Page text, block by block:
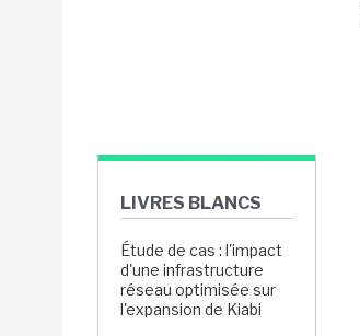
LIVRES BLANCS
Étude de cas : l'impact
d'une infrastructure
réseau optimisée sur
l'expansion de Kiabi